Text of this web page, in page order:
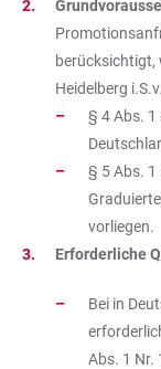
berücksichtigt,
Heidelberg i.S.v.
§ 4 Abs.
§ 5 Abs.
vorliegen.
Erforderliche
Bei in
Abs. 1 Nr.